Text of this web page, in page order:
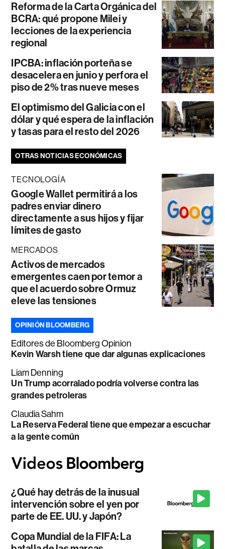
Reforma de la Carta Orgánica del
BCRA: qué propone Milei y
lecciones de la experiencia
regional
IPCBA: inflación porteña se
desacelera en junio y perfora el
piso de 2% tras nueve meses
El optimismo del Galicia con el
dólar y qué espera de la inflación
y tasas para el resto del 2026
OTRAS NOTICIAS ECONÓMICAS
TECNOLOGÍA
Google Wallet permitirá a los
padres enviar dinero
directamente a sus hijos y fijar
límites de gasto
MERCADOS
Activos de mercados
emergentes caen por temor a
que el acuerdo sobre Ormuz
eleve las tensiones
OPINIÓN BLOOMBERG
Editores de Bloomberg Opinion
Kevin Warsh tiene que dar algunas explicaciones
Liam Denning
Un Trump acorralado podría volverse contra las
grandes petroleras
Claudia Sahm
La Reserva Federal tiene que empezar a escuchar
a la gente común
¿Qué hay detrás de la inusual
intervención sobre el yen por
parte de EE. UU. y Japón?
Copa Mundial de la FIFA: La